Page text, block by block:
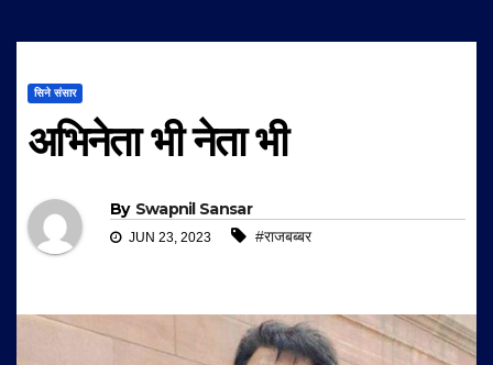
सिने संसार
अभिनेता भी नेता भी
By Swapnil Sansar
JUN 23, 2023 #राजबब्बर